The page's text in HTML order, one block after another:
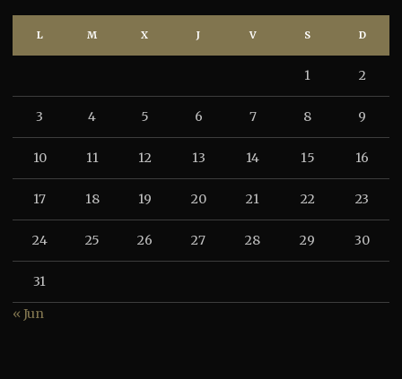
L M X J V S D
1 2
3 4 5 6 7 8 9
10 11 12 13 14 15 16
17 18 19 20 21 22 23
24 25 26 27 28 29 30
31
« Jun